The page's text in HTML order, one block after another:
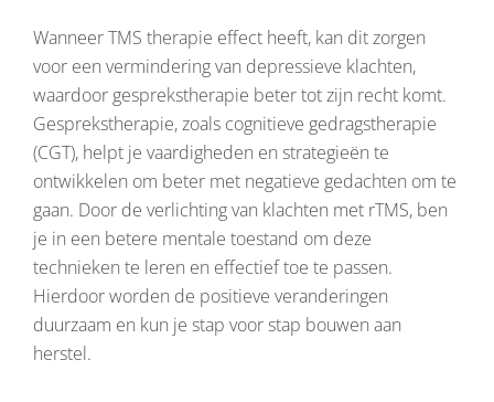
Wanneer TMS therapie effect heeft, kan dit zorgen
voor een vermindering van depressieve klachten,
waardoor gesprekstherapie beter tot zijn recht komt.
Gesprekstherapie, zoals cognitieve gedragstherapie
(CGT), helpt je vaardigheden en strategieën te
ontwikkelen om beter met negatieve gedachten om te
gaan. Door de verlichting van klachten met rTMS, ben
je in een betere mentale toestand om deze
technieken te leren en effectief toe te passen.
Hierdoor worden de positieve veranderingen
duurzaam en kun je stap voor stap bouwen aan
herstel.